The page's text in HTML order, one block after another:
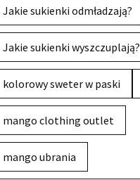
Jakie sukienki odmładzają?
Jakie sukienki wyszczuplają?
kolorowy sweter w paski
mango clothing outlet
mango ubrania